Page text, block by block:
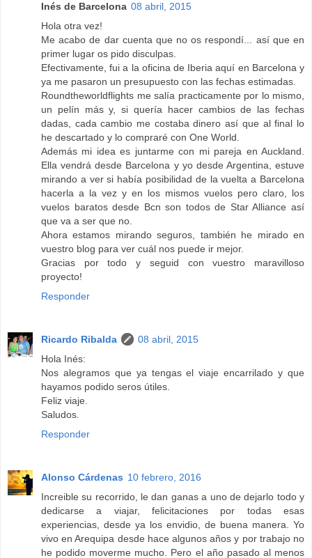
Inés de Barcelona 08 abril, 2015
Hola otra vez!
Me acabo de dar cuenta que no os respondí... así que en
primer lugar os pido disculpas.
Efectivamente, fui a la oficina de Iberia aquí en Barcelona y
ya me pasaron un presupuesto con las fechas estimadas.
Roundtheworldflights me salía practicamente por lo mismo,
un pelín más y, si quería hacer cambios de las fechas
dadas, cada cambio me costaba dinero así que al final lo
he descartado y lo compraré con One World.
Además mi idea es juntarme con mi pareja en Auckland.
Ella vendrá desde Barcelona y yo desde Argentina, estuve
mirando a ver si había posibilidad de la vuelta a Barcelona
hacerla a la vez y en los mismos vuelos pero claro, los
vuelos baratos desde Bcn son todos de Star Alliance así
que va a ser que no.
Ahora estamos mirando seguros, también he mirado en
vuestro blog para ver cuál nos puede ir mejor.
Gracias por todo y seguid con vuestro maravilloso
proyecto!
Responder
Ricardo Ribalda
08 abril, 2015
Hola Inés:
Nos alegramos que ya tengas el viaje encarrilado y que
hayamos podido seros útiles.
Feliz viaje.
Saludos.
Responder
Alonso Cárdenas 10 febrero, 2016
Increible su recorrido, le dan ganas a uno de dejarlo todo y
dedicarse a viajar, felicitaciones por todas esas
experiencias, desde ya los envidio, de buena manera. Yo
vivo en Arequipa desde hace algunos años y por trabajo no
he podido moverme mucho. Pero el año pasado al menos